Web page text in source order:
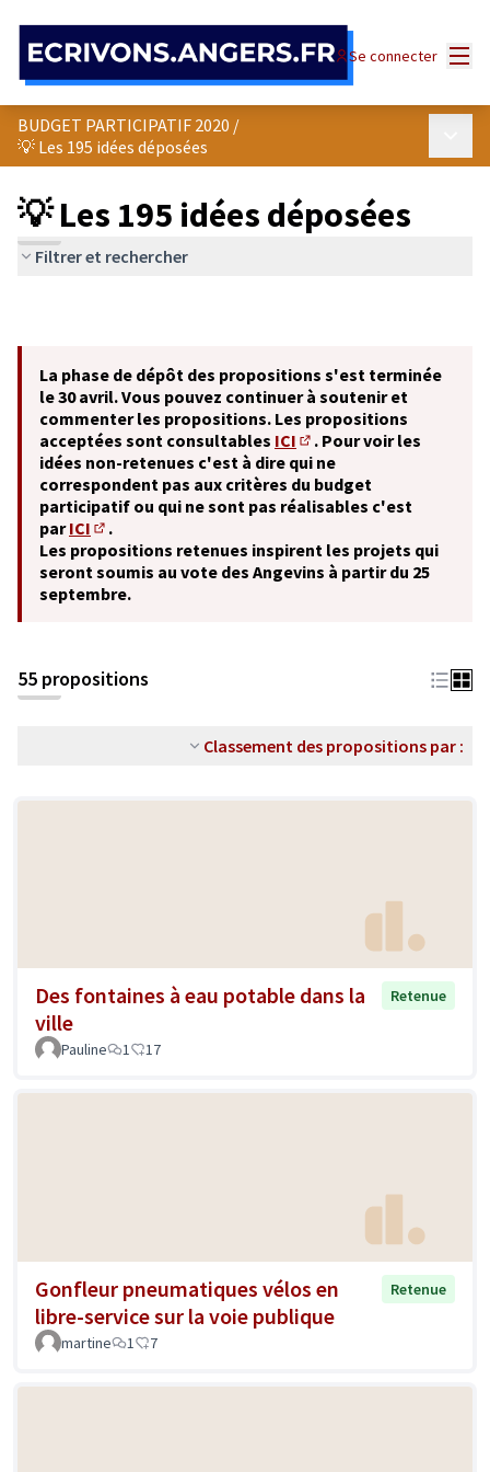
Se connecter
BUDGET PARTICIPATIF 2020 /
💡 Les 195 idées déposées
💡 Les 195 idées déposées
Filtrer et rechercher
La phase de dépôt des propositions s'est terminée
le 30 avril. Vous pouvez continuer à soutenir et
commenter les propositions. Les propositions
acceptées sont consultables ICI
(S'ouvre dans un nouvel
. Pour voir les
idées non-retenues c'est à dire qui ne
correspondent pas aux critères du budget
participatif ou qui ne sont pas réalisables c'est
parICI
(S'ouvre dans un nouvel onglet)
.
Les propositions retenues inspirent les projets qui
seront soumis au vote des Angevins à partir du 25
septembre.
55 propositions
Classement des propositions par :
Des fontaines à eau potable dans la
ville
Retenue
Pauline 1 17
Gonfleur pneumatiques vélos en
libre-service sur la voie publique
Retenue
martine 1 7